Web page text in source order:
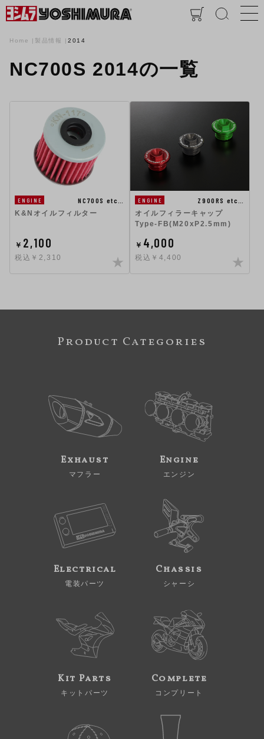
Home 製品情報 2014
NC700S 2014の一覧
ENGINE
NC700S etc…
K&Nオイルフィルター
￥ 2,100
税込￥2,310
ENGINE
Z900RS etc…
オイルフィラーキャップ
Type-FB(M20xP2.5mm)
￥ 4,000
税込￥4,400
Product Categories
Exhaust
マフラー
Engine
エンジン
Electrical
電装パーツ
Chassis
シャーシ
Kit Parts
キットパーツ
Complete
コンプリート